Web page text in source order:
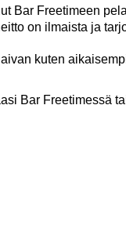
Bar Freetimeen
on ilmaista ja
kuten
Bar Freetimessä